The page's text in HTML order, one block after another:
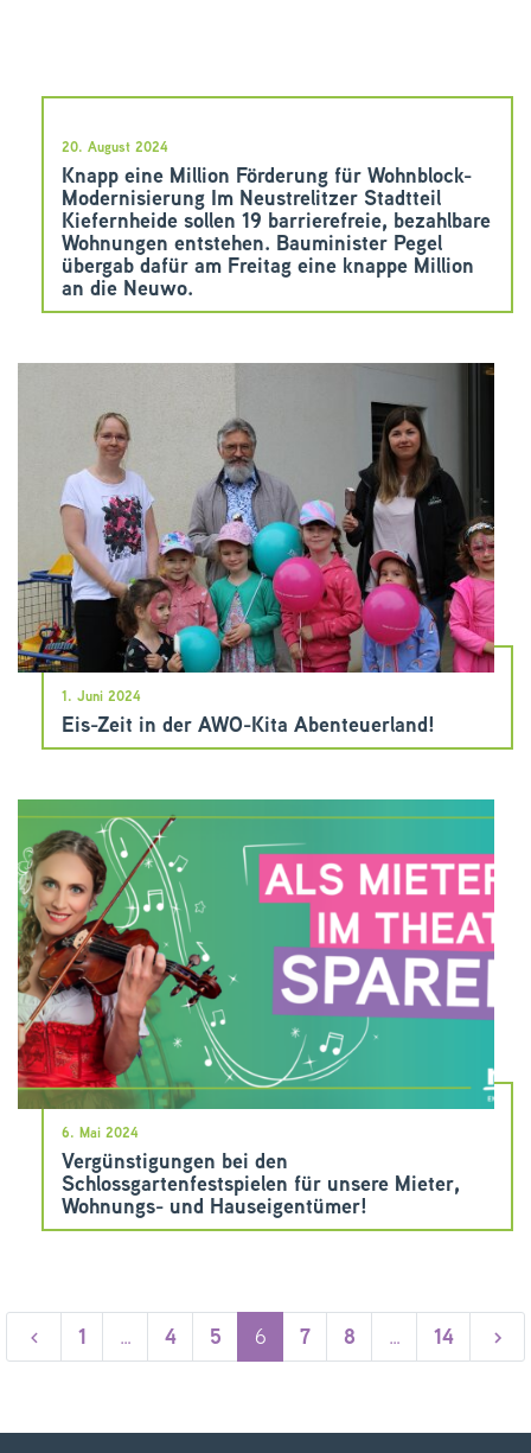
Knapp eine Million Förderung für Wohnblock-
Modernisierung Im Neustrelitzer Stadtteil
Kiefernheide sollen 19 barrierefreie, bezahlbare
Wohnungen entstehen. Bauminister Pegel
übergab dafür am Freitag eine knappe Million
an die Neuwo.
20. August 2024
Eis-Zeit in der AWO-Kita Abenteuerland!
1. Juni 2024
Vergünstigungen bei den
Schlossgartenfestspielen für unsere Mieter,
Wohnungs- und Hauseigentümer!
6. Mai 2024
1 … 4 5 6 7 8 … 14